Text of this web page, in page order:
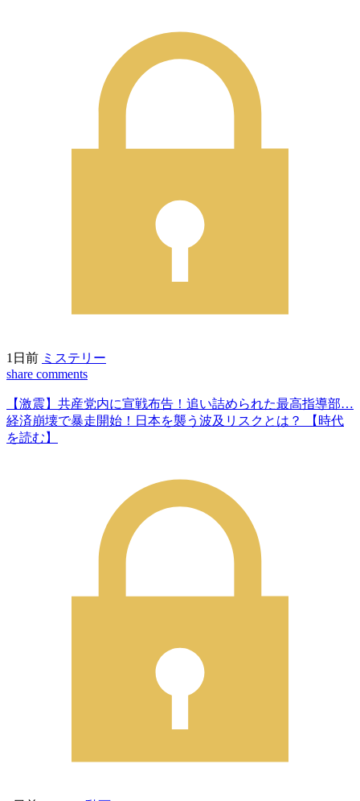
1日前 ミステリー
share comments
【激震】共産党内に宣戦布告！追い詰められた最高指導部…
経済崩壊で暴走開始！日本を襲う波及リスクとは？ 【時代
を読む】